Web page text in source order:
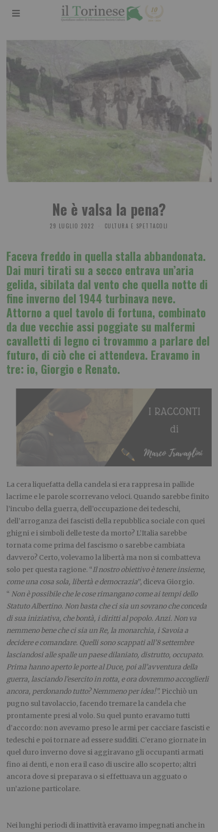
Ne è valsa la pena?
29 LUGLIO 2022 CULTURA E SPETTACOLI
Faceva freddo in quella stalla abbandonata.
Dai muri tirati su a secco entrava un’aria
gelida, sibilata dal vento che quella notte di
fine inverno del 1944 turbinava neve.
Attorno a quel tavolo di fortuna, combinato
da due vecchie assi poggiate su malfermi
cavalletti di legno ci trovammo a parlare del
futuro, di ciò che ci attendeva. Eravamo in
tre: io, Giorgio e Renato.
La cera liquefatta della candela si era rappresa in pallide
lacrime e le parole scorrevano veloci. Quando sarebbe finito
l’incubo della guerra, dell’occupazione dei tedeschi,
dell’arroganza dei fascisti della repubblica sociale con quei
ghigni e i simboli delle teste da morto? L’Italia sarebbe
tornata come prima del fascismo o sarebbe cambiata
davvero? Certo, volevamo la libertà ma non si combatteva
solo per questa ragione. “Il nostro obiettivo è tenere insieme,
come una cosa sola, libertà e democrazia”, diceva Giorgio.
“ Non è possibile che le cose rimangano come ai tempi dello
Statuto Albertino. Non basta che ci sia un sovrano che conceda
di sua iniziativa, che bontà, i diritti al popolo. Anzi. Non va
nemmeno bene che ci sia un Re, la monarchia, i Savoia a
decidere e comandare. Quelli sono scappati all’8 settembre
lasciandosi alle spalle un paese dilaniato, distrutto, occupato.
Prima hanno aperto le porte al Duce, poi all’avventura della
guerra, lasciando l’esercito in rotta, e ora dovremmo accoglierli
ancora, perdonando tutto? Nemmeno per idea!”. Picchiò un
pugno sul tavolaccio, facendo tremare la candela che
prontamente presi al volo. Su quel punto eravamo tutti
d’accordo: non avevamo preso le armi per cacciare fascisti e
tedeschi e poi tornare ad essere sudditi. C’erano giornate in
quel duro inverno dove si aggiravano gli occupanti armati
fino ai denti, e non era il caso di uscire allo scoperto; altri
ancora dove si preparava o si effettuava un agguato o
un’azione particolare.
Nei lunghi periodi di inattività eravamo impegnati anche in